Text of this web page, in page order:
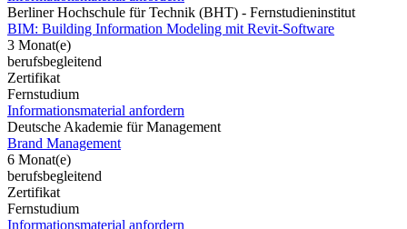
Berliner Hochschule für Technik (BHT) - Fernstudieninstitut
BIM: Building Information Modeling mit Revit-Software
3 Monat(e)
berufsbegleitend
Zertifikat
Fernstudium
Informationsmaterial anfordern
Deutsche Akademie für Management
Brand Management
6 Monat(e)
berufsbegleitend
Zertifikat
Fernstudium
Informationsmaterial anfordern